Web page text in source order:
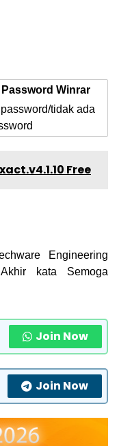
Password Winrar
tidak ada
Free
Engineering
kata Semoga
Join Now
Join Now